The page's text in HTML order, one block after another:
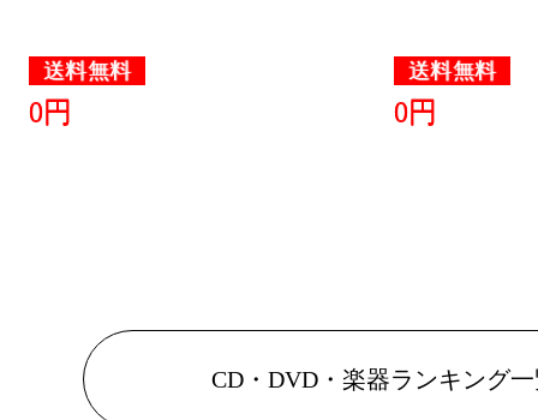
送料無料
0円
送料無料
0円
CD・DVD・楽器ランキング